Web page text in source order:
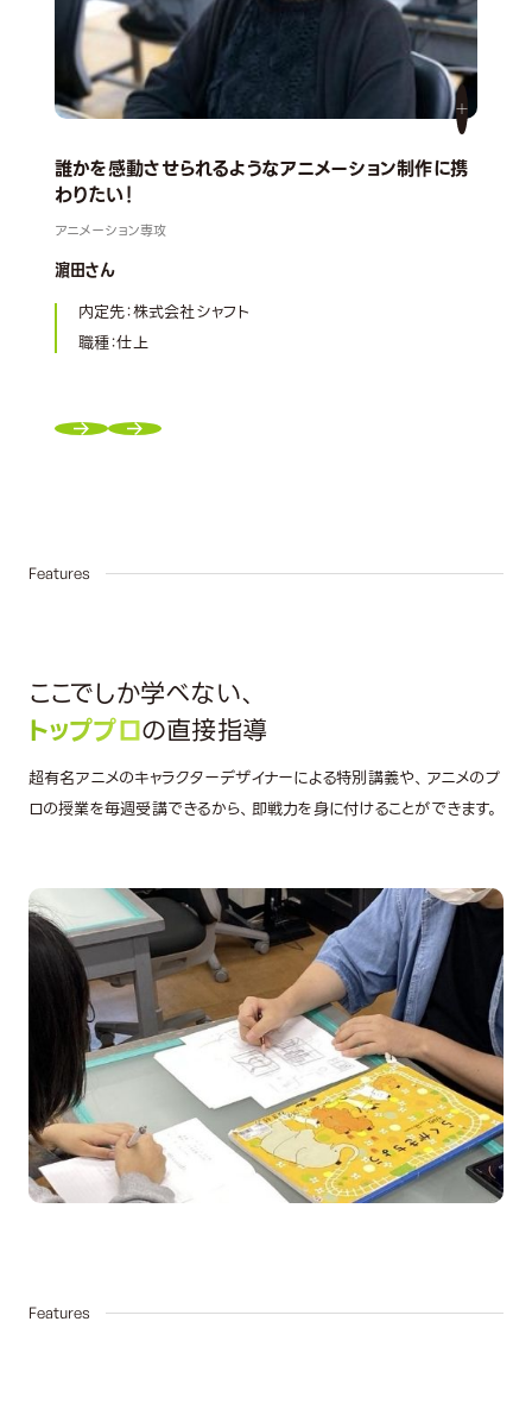
誰かを感動させられるようなアニメーション制作に携
わりたい！
アニメーション専攻
濵田さん
内定先：株式会社シャフト
職種：仕上
Features02
ここでしか学べない、
トッププロの直接指導
超有名アニメのキャラクターデザイナーによる特別講義や、アニメのプ
ロの授業を毎週受講できるから、即戦力を身に付けることができます。
Features03